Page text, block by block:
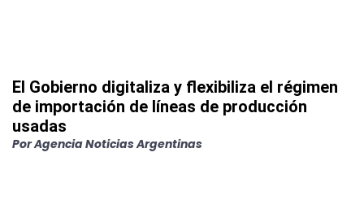
El Gobierno digitaliza y flexibiliza el régimen
de importación de líneas de producción
usadas
PorAgencia Noticias Argentinas